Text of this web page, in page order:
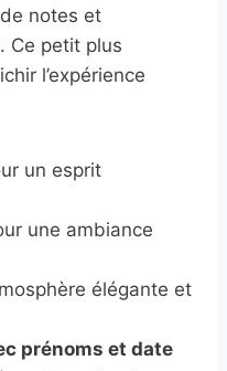
notes et
Ce petit plus
l’expérience
un esprit
une ambiance
élégante et
prénoms et date